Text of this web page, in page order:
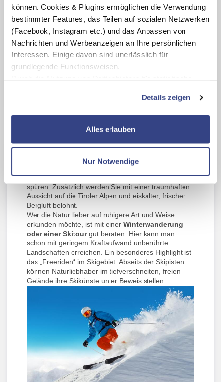
können. Cookies & Plugins ermöglichen die Verwendung
bestimmter Features, das Teilen auf sozialen Netzwerken
(Facebook, Instagram etc.) und das Anpassen von
Nachrichten und Werbeanzeigen an Ihre persönlichen
Interessen. Einige davon sind unerlässlich für
grundlegende Funktionsweisen.
zusätzliche Dienste bzw. Technologien von Drittanbietern
nutzen und uns sowie Dritten weitere Personalisierungen
ermöglichen, dabei kommt es auch zu Übermittlungen
Datenschutzseite
Mit Klick auf "Alles erlauben" stimmen Sie der
Verwendung der Cookies & Plugins auf unseren
Webseiten zu.
Details zeigen
Alles erlauben
Nur Notwendige
Rodelspaß am Gaisberg mit beleuchteter
Strecke abends
Winterwandern
Tourengehen
Snowcat Pistenraupe auf die Bichlalm
Streif, Freeriden & Co
Sind Sie mutig genug für die legendäre
Hahnenkammpiste „Streif“? Wagen Sie sich auf die
spektakuläre Abfahrt und fühlen Sie den
Adrenalinkick, wie ihn die Abfahrtsläufer im Weltcup
spüren. Zusätzlich werden Sie mit einer traumhaften
Aussicht auf die Tiroler Alpen und eiskalter, frischer
Bergluft belohnt.
Wer die Natur lieber auf ruhigere Art und Weise
erkunden möchte, ist mit einer Winterwanderung
oder einer Skitourgut beraten. Hier kann man
schon mit geringem Kraftaufwand unberührte
Landschaften erreichen. Ein besonderes Highlight ist
das „Freeriden“ im Skigebiet. Abseits der Skipisten
können Naturliebhaber im tiefverschneiten, freien
Gelände ihre Skikünste unter Beweis stellen.